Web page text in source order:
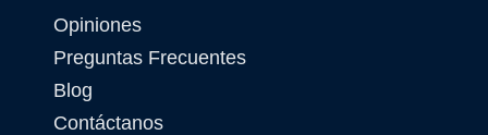
Opiniones
Preguntas Frecuentes
Blog
Contáctanos